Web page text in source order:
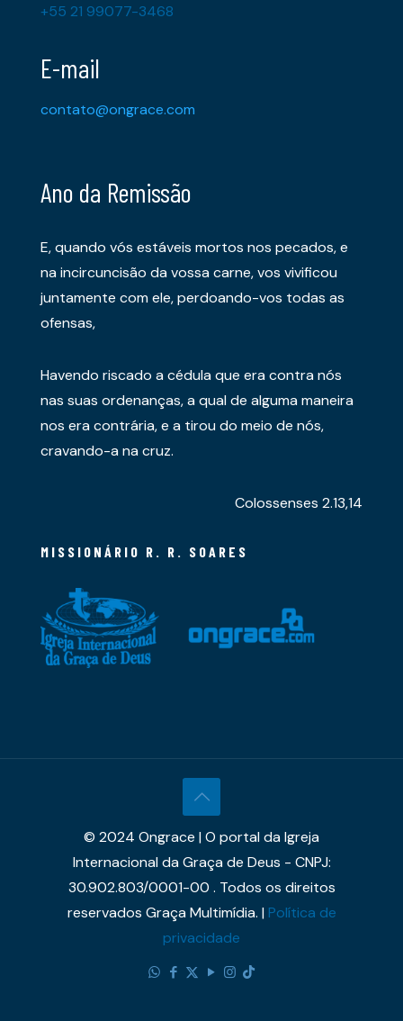
+55 21 99077-3468
E-mail
contato@ongrace.com
Ano da Remissão
E, quando vós estáveis mortos nos pecados, e
na incircuncisão da vossa carne, vos vivificou
juntamente com ele, perdoando-vos todas as
ofensas,
Havendo riscado a cédula que era contra nós
nas suas ordenanças, a qual de alguma maneira
nos era contrária, e a tirou do meio de nós,
cravando-a na cruz.
Colossenses 2.13,14
MISSIONÁRIO R. R. SOARES
© 2024 Ongrace | O portal da Igreja
Internacional da Graça de Deus - CNPJ:
30.902.803/0001-00 . Todos os direitos
reservados Graça Multimídia. |Política de
privacidade